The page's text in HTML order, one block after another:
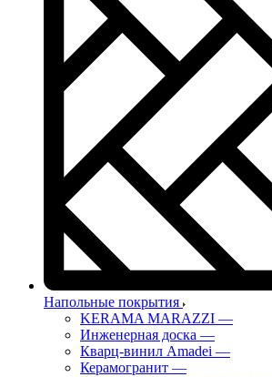
Напольные покрытия
KERAMA MARAZZI —
Инженерная доска —
Кварц-винил Amadei —
Керамогранит —